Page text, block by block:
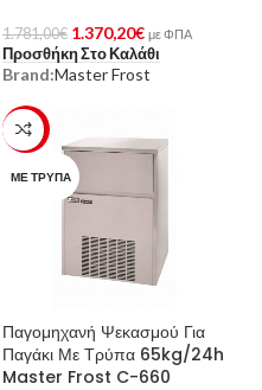
1.781,00€ 1.370,20€ με ΦΠΑ
Προσθήκη Στο Καλάθι
Brand:Master Frost
-23%
ΜΕ ΤΡΎΠΑ
Παγομηχανή Ψεκασμού Για
Παγάκι Με Τρύπα 65kg/24h
Master Frost C-660